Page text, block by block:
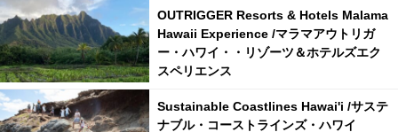
OUTRIGGER Resorts & Hotels Malama
Hawaii Experience /マラマアウトリガ
ー・ハワイ・・リゾーツ＆ホテルズエク
スペリエンス
Sustainable Coastlines Hawai'i /サステ
ナブル・コーストラインズ・ハワイ